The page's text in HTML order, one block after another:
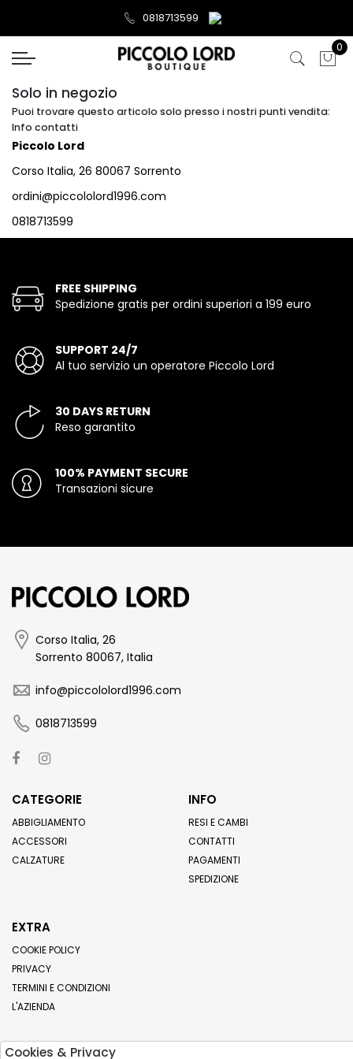
0818713599
0
Solo in negozio
Puoi trovare questo articolo solo presso i nostri punti vendita:
Info contatti
Piccolo Lord
Corso Italia, 26 80067 Sorrento
ordini@piccololord1996.com
0818713599
FREE SHIPPING
Spedizione gratis per ordini superiori a 199 euro
SUPPORT 24/7
Al tuo servizio un operatore Piccolo Lord
30 DAYS RETURN
Reso garantito
100% PAYMENT SECURE
Transazioni sicure
Corso Italia, 26
Sorrento 80067, Italia
info@piccololord1996.com
0818713599
CATEGORIE
ABBIGLIAMENTO
ACCESSORI
CALZATURE
INFO
RESI E CAMBI
CONTATTI
PAGAMENTI
SPEDIZIONE
EXTRA
COOKIE POLICY
PRIVACY
TERMINI E CONDIZIONI
L'AZIENDA
Cookies & Privacy